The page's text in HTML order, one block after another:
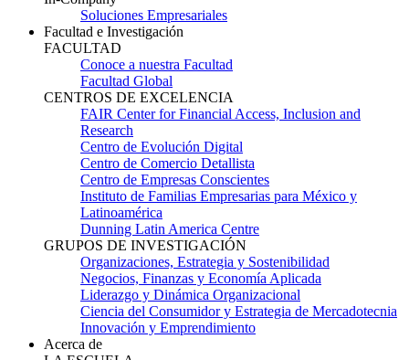
Soluciones Empresariales
Facultad e Investigación
FACULTAD
Conoce a nuestra Facultad
Facultad Global
CENTROS DE EXCELENCIA
FAIR Center for Financial Access, Inclusion and
Research
Centro de Evolución Digital
Centro de Comercio Detallista
Centro de Empresas Conscientes
Instituto de Familias Empresarias para México y
Latinoamérica
Dunning Latin America Centre
GRUPOS DE INVESTIGACIÓN
Organizaciones, Estrategia y Sostenibilidad
Negocios, Finanzas y Economía Aplicada
Liderazgo y Dinámica Organizacional
Ciencia del Consumidor y Estrategia de Mercadotecnia
Innovación y Emprendimiento
Acerca de